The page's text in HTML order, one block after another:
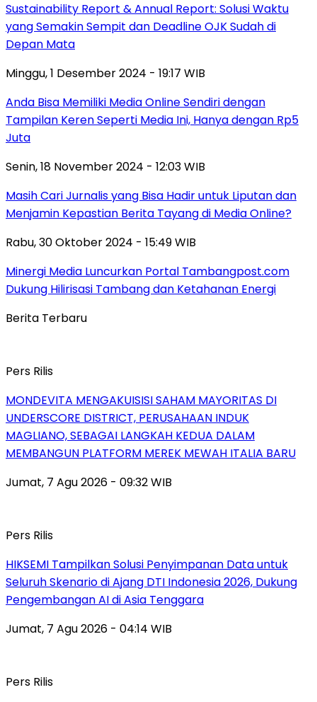
Sustainability Report & Annual Report: Solusi Waktu
yang Semakin Sempit dan Deadline OJK Sudah di
Depan Mata
Minggu, 1 Desember 2024 - 19:17 WIB
Anda Bisa Memiliki Media Online Sendiri dengan
Tampilan Keren Seperti Media Ini, Hanya dengan Rp5
Juta
Senin, 18 November 2024 - 12:03 WIB
Masih Cari Jurnalis yang Bisa Hadir untuk Liputan dan
Menjamin Kepastian Berita Tayang di Media Online?
Rabu, 30 Oktober 2024 - 15:49 WIB
Minergi Media Luncurkan Portal Tambangpost.com
Dukung Hilirisasi Tambang dan Ketahanan Energi
Berita Terbaru
Pers Rilis
MONDEVITA MENGAKUISISI SAHAM MAYORITAS DI
UNDERSCORE DISTRICT, PERUSAHAAN INDUK
MAGLIANO, SEBAGAI LANGKAH KEDUA DALAM
MEMBANGUN PLATFORM MEREK MEWAH ITALIA BARU
Jumat, 7 Agu 2026 - 09:32 WIB
Pers Rilis
HIKSEMI Tampilkan Solusi Penyimpanan Data untuk
Seluruh Skenario di Ajang DTI Indonesia 2026, Dukung
Pengembangan AI di Asia Tenggara
Jumat, 7 Agu 2026 - 04:14 WIB
Pers Rilis